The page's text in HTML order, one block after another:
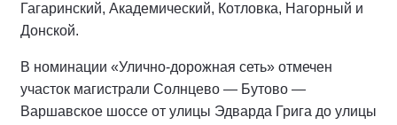
Гагаринский, Академический, Котловка, Нагорный и
Донской.
В номинации «Улично-дорожная сеть» отмечен
участок магистрали Солнцево — Бутово —
Варшавское шоссе от улицы Эдварда Грига до улицы